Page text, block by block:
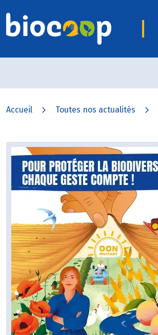
Accueil Toutes nos actualités